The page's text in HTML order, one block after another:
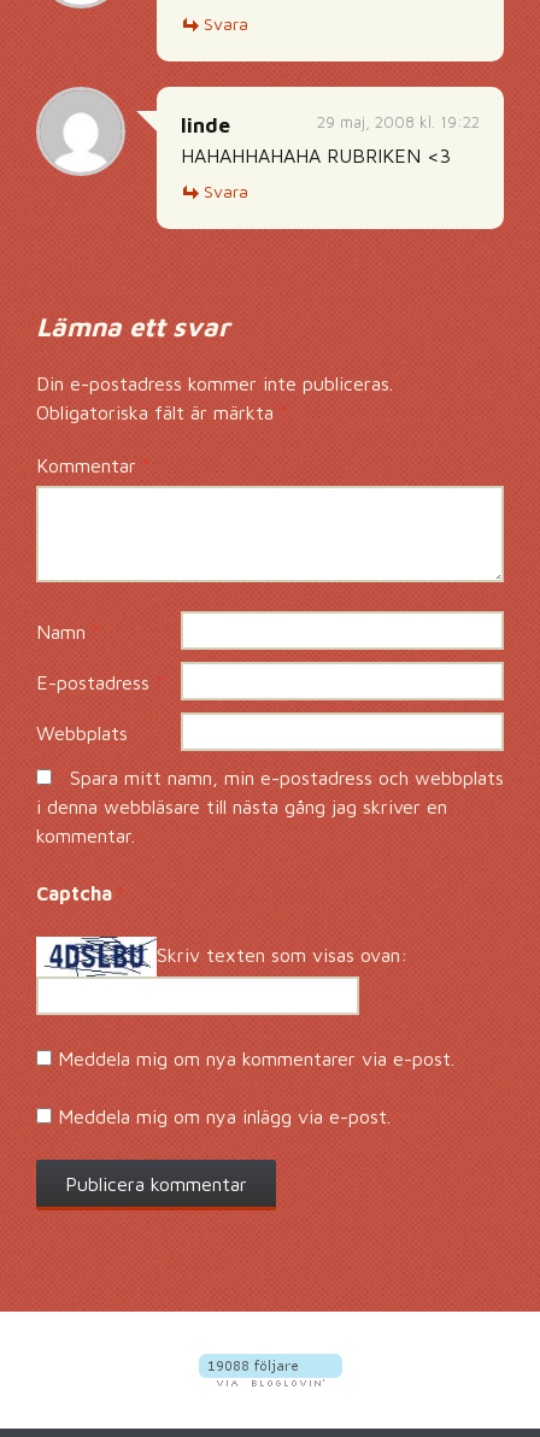
Svara
29 maj, 2008 kl. 19:22
linde
HAHAHHAHAHA RUBRIKEN <3
Svara
Lämna ett svar
Din e-postadress kommer inte publiceras.
Obligatoriska fält är märkta *
Kommentar*
Namn *
E-postadress*
Webbplats
Spara mitt namn, min e-postadress och webbplats
i denna webbläsare till nästa gång jag skriver en
kommentar.
Captcha *
Skriv texten som visas ovan:
Meddela mig om nya kommentarer via e-post.
Meddela mig om nya inlägg via e-post.